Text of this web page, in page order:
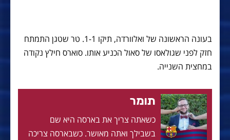
בעונה הראשונה של ואלוורדה, תיקו 1-1. טר שטגן התמתח
חזק לפני שגולאסו של סאול הכניע אותו. סוארס חילץ נקודה
במחצית השנייה.
תומר
כשאתה צריך את בארסה היא שם
בשבילך ואתה מאושר. כשבארסה צריכה